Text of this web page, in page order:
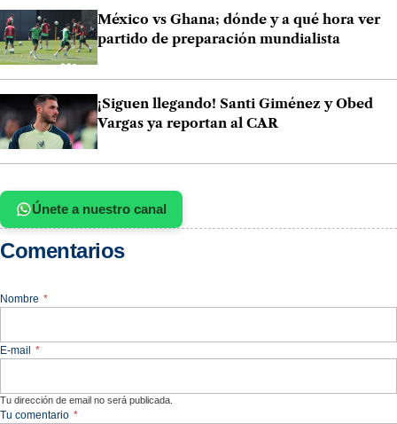
México vs Ghana; dónde y a qué hora ver
partido de preparación mundialista
¡Siguen llegando! Santi Giménez y Obed
Vargas ya reportan al CAR
Únete a nuestro canal
Comentarios
Nombre *
E-mail *
Tu dirección de email no será publicada.
Tu comentario *